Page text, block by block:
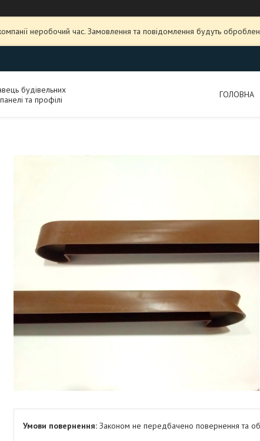
неробочий час. Замовлення та повідомлення будуть
будівельних
та профілі
ГОЛОВНА
Законом не передбачено повернення та